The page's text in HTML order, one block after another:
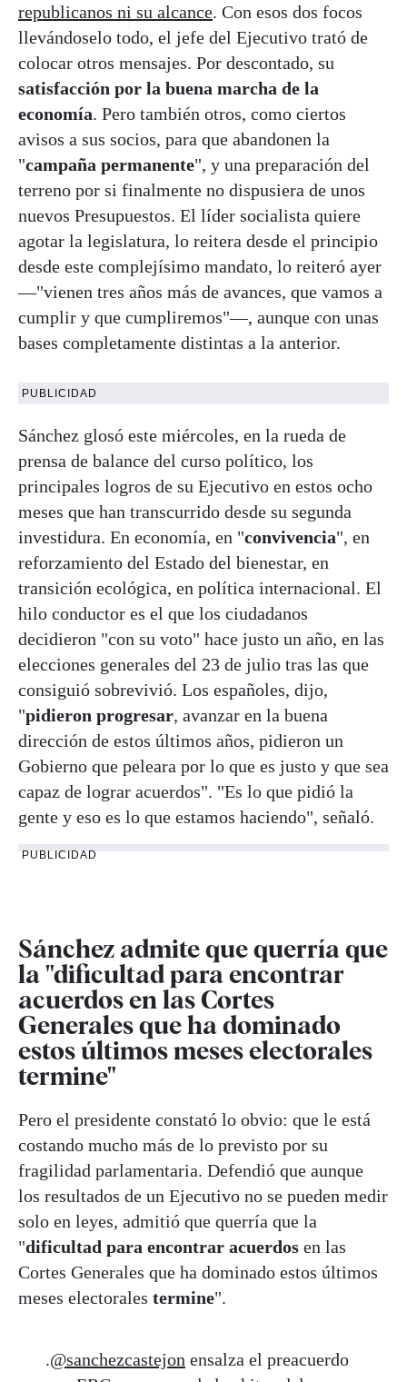
republicanos ni su alcance. Con esos dos focos
llevándoselo todo, el jefe del Ejecutivo trató de
colocar otros mensajes. Por descontado, su
satisfacción por la buena marcha de la
economía. Pero también otros, como ciertos
avisos a sus socios, para que abandonen la
"campaña permanente", y una preparación del
terreno por si finalmente no dispusiera de unos
nuevos Presupuestos. El líder socialista quiere
agotar la legislatura, lo reitera desde el principio
desde este complejísimo mandato, lo reiteró ayer
—"vienen tres años más de avances, que vamos a
cumplir y que cumpliremos"—, aunque con unas
bases completamente distintas a la anterior.
PUBLICIDAD
Sánchez glosó este miércoles, en la rueda de
prensa de balance del curso político, los
principales logros de su Ejecutivo en estos ocho
meses que han transcurrido desde su segunda
investidura. En economía, en "convivencia", en
reforzamiento del Estado del bienestar, en
transición ecológica, en política internacional. El
hilo conductor es el que los ciudadanos
decidieron "con su voto" hace justo un año, en las
elecciones generales del 23 de julio tras las que
consiguió sobrevivió. Los españoles, dijo,
"pidieron progresar, avanzar en la buena
dirección de estos últimos años, pidieron un
Gobierno que peleara por lo que es justo y que sea
capaz de lograr acuerdos". "Es lo que pidió la
gente y eso es lo que estamos haciendo", señaló.
PUBLICIDAD
Sánchez admite que querría que
la "dificultad para encontrar
acuerdos en las Cortes
Generales que ha dominado
estos últimos meses electorales
termine"
Pero el presidente constató lo obvio: que le está
costando mucho más de lo previsto por su
fragilidad parlamentaria. Defendió que aunque
los resultados de un Ejecutivo no se pueden medir
solo en leyes, admitió que querría que la
"dificultad para encontrar acuerdos en las
Cortes Generales que ha dominado estos últimos
meses electorales termine".
.@sanchezcastejon ensalza el preacuerdo